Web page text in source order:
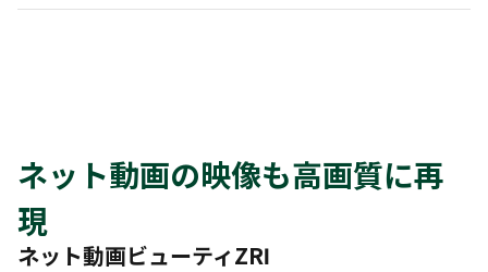
ネット動画の映像も高画質に再
現
ネット動画ビューティZRⅠ